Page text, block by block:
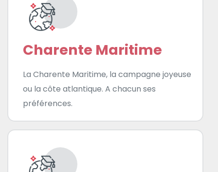
Charente Maritime
La Charente Maritime, la campagne joyeuse
ou la côte atlantique. A chacun ses
préférences.